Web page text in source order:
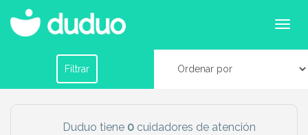
Cuidadores domiciliarios en León
Filtrar
Filtrar por horario
Duduo tiene 0 cuidadores de atención